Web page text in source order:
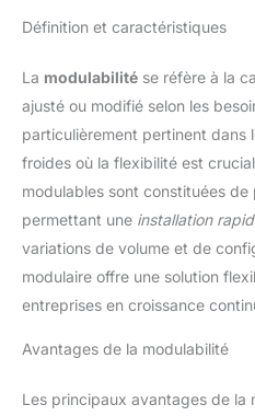
Définition et caractéristiques
La modulabilité se réfère à la
ajusté ou modifié selon les
particulièrement pertinent dans
froides où la flexibilité est
modulables sont constituées
permettant une installation
variations de volume et de
modulaire offre une solution
entreprises en croissance
Avantages de la modulabilité
Les principaux avantages de la